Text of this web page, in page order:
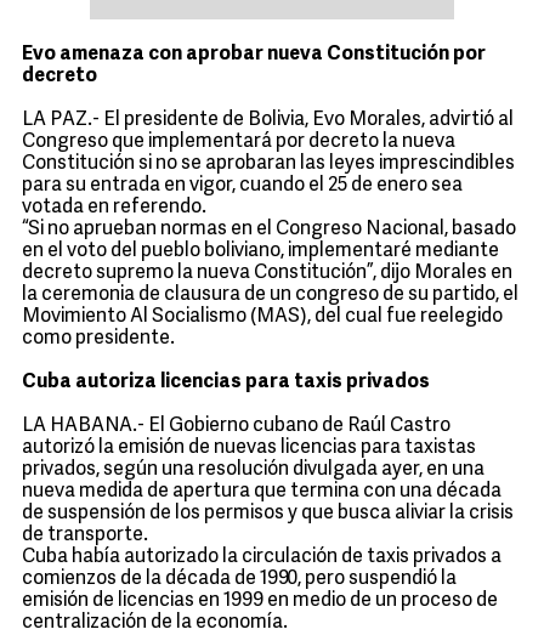
Evo amenaza con aprobar nueva Constitución por
decreto
LA PAZ.- El presidente de Bolivia, Evo Morales, advirtió al
Congreso que implementará por decreto la nueva
Constitución si no se aprobaran las leyes imprescindibles
para su entrada en vigor, cuando el 25 de enero sea
votada en referendo.
“Si no aprueban normas en el Congreso Nacional, basado
en el voto del pueblo boliviano, implementaré mediante
decreto supremo la nueva Constitución”, dijo Morales en
la ceremonia de clausura de un congreso de su partido, el
Movimiento Al Socialismo (MAS), del cual fue reelegido
como presidente.
Cuba autoriza licencias para taxis privados
LA HABANA.- El Gobierno cubano de Raúl Castro
autorizó la emisión de nuevas licencias para taxistas
privados, según una resolución divulgada ayer, en una
nueva medida de apertura que termina con una década
de suspensión de los permisos y que busca aliviar la crisis
de transporte.
Cuba había autorizado la circulación de taxis privados a
comienzos de la década de 1990, pero suspendió la
emisión de licencias en 1999 en medio de un proceso de
centralización de la economía.